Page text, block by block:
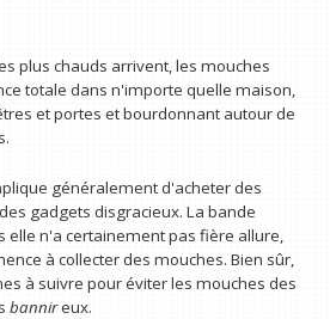
plus chauds arrivent, les mouches
totale dans n'importe quelle maison,
et portes et bourdonnant autour de
généralement d'acheter des
gadgets disgracieux. La bande
elle n'a certainement pas fière allure,
à collecter des mouches. Bien sûr,
à suivre pour éviter les mouches des
bannireux.